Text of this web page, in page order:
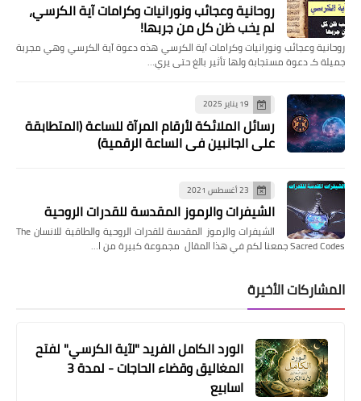
روحانية وعجائب ونورانيات وكرامات آية الكرسي،
لم يخب ظن كل من جربها!
روحانية وعجائب ونورانيات وكرامات آية الكرسي هذه دعوة آية الكرسي وهي مجربة
جميلة كـ دعوة مستجابة ولها تأثير بالغ حتى يري…
19 يناير 2025
رسائل الملائكة لأرقام المرآة للساعة (المتطابقة
على الجانبين في الساعة الرقمية)
23 أغسطس 2021
الشيفرات والرموز المقدسة للقدرات الروحية
الشيفرات والرموز المقدسة للقدرات الروحية والطاقية للانسان The
Sacred Codes جمعنا لكم في هذا المقال مجموعة كبيرة من ا…
المشاركات الأخيرة
الورد الكامل الفريد "لآية الكرسي" لفتح
المغاليق وقضاء الحاجات - لمدة 3
اسابيع